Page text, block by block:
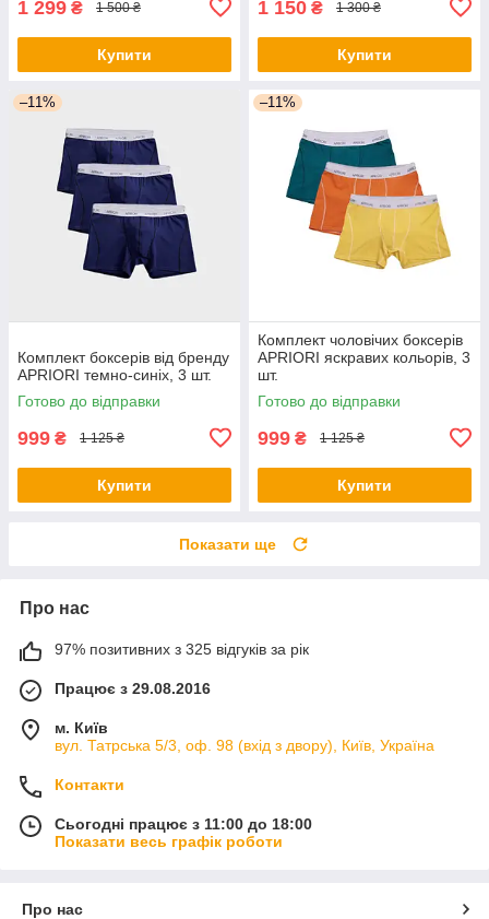
1 299 ₴ 1 500 ₴
Купити
1 150 ₴ 1 300 ₴
Купити
–11%
Комплект боксерів від бренду
APRIORI темно-синіх, 3 шт.
Готово до відправки
999 ₴ 1 125 ₴
Купити
–11%
Комплект чоловічих боксерів
APRIORI яскравих кольорів, 3
шт.
Готово до відправки
999 ₴ 1 125 ₴
Купити
Показати ще
Про нас
97% позитивних з 325 відгуків за рік
Працює з 29.08.2016
м. Київ
вул. Татрська 5/3, оф. 98 (вхід з двору), Київ, Україна
Контакти
Сьогодні працює з 11:00 до 18:00
Показати весь графік роботи
Про нас